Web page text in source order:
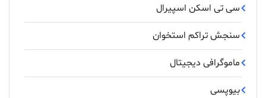
سی تی اسکن اسپیرال
سنجش تراکم استخوان
ماموگرافی دیجیتال
بیوپسی